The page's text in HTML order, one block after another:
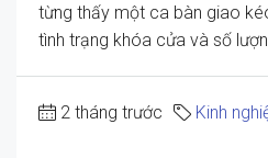
từng thấy một ca bàn giao
tình trạng khóa cửa và số
2 tháng trước Kinh